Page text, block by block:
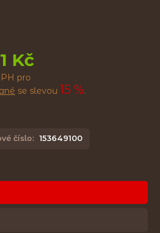
Kč
pro
se slevou 15 %.
číslo: 153649100